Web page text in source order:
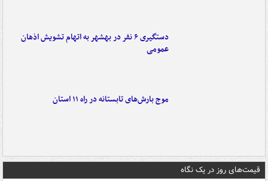
دستگیری ۶ نفر در بهشهر به اتهام تشویش اذهان
عمومی
موج بارش‌های تابستانه در راه ۱۱ استان
قیمت‌های روز در یک نگاه